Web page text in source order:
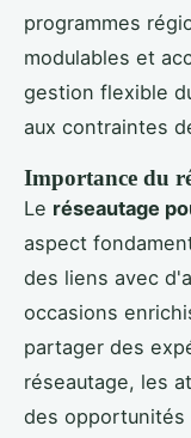
programmes
modulables et
gestion flexible
aux contraintes
Importance du
Le réseautage
aspect
des liens avec
occasions
partager des
réseautage, les
des opportunités